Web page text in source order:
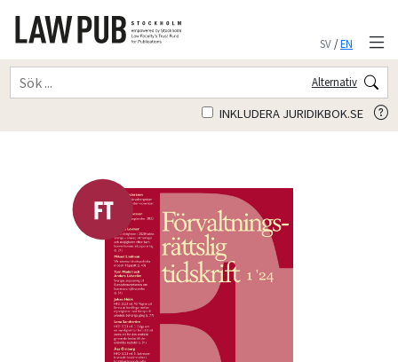
SV/EN
Alternativ
INKLUDERA JURIDIKBOK.SE